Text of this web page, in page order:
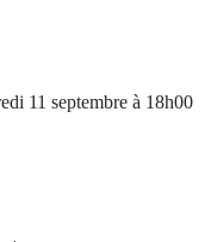
11 septembre à 18h00